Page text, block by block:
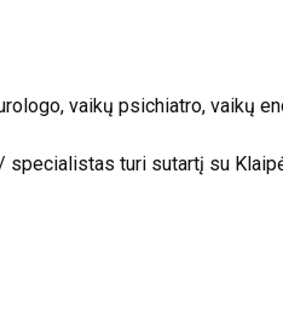
vaikų psichiatro, vaikų
specialistas turi sutartį su